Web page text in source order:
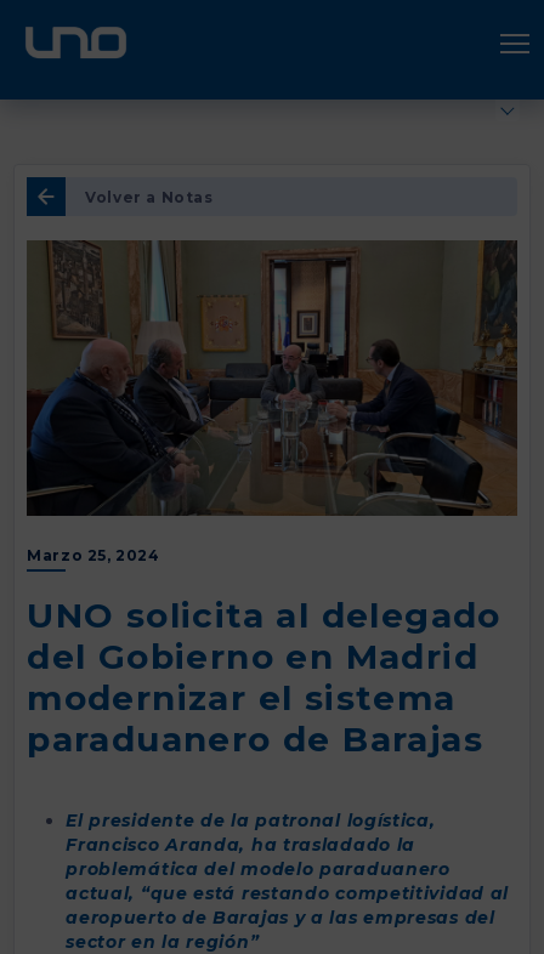
ÚNETE A UNO LOGÍSTICA
Volver a Notas
Marzo 25, 2024
UNO solicita al delegado
del Gobierno en Madrid
modernizar el sistema
paraduanero de Barajas
El presidente de la patronal logística,
Francisco Aranda, ha trasladado la
problemática del modelo paraduanero
actual, “que está restando competitividad al
aeropuerto de Barajas y a las empresas del
sector en la región”